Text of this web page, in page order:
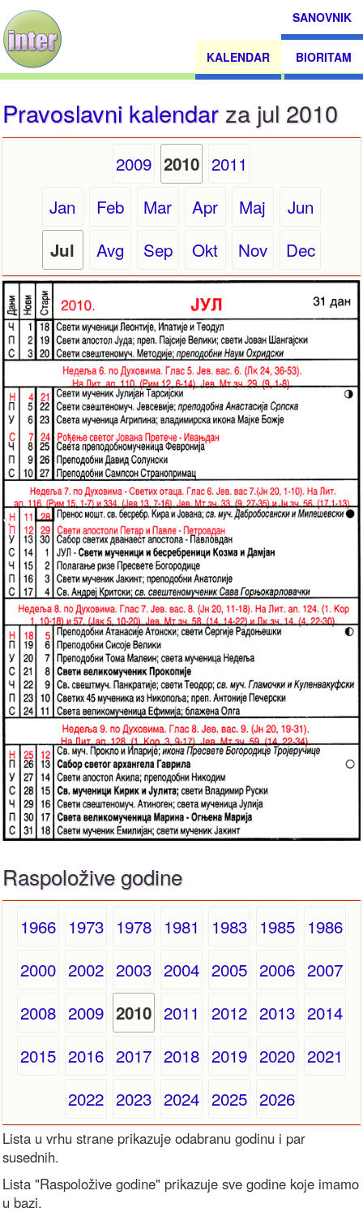
SANOVNIK
KALENDAR BIORITAM
Pravoslavni kalendarza jul 2010
2009 2010 2011
Jan
Feb Mar Apr Maj Jun
Jul Avg Sep Okt Nov Dec
Raspoložive godine
1966 1973 1978 1981 1983 1985 1986
2000 2002 2003 2004 2005 2006 2007
2008 2009 2010 2011 2012 2013 2014
2015 2016 2017 2018 2019 2020 2021
2022 2023 2024 2025 2026
Lista u vrhu strane prikazuje odabranu godinu i par
susednih.
Lista "Raspoložive godine" prikazuje sve godine koje imamo
u bazi.